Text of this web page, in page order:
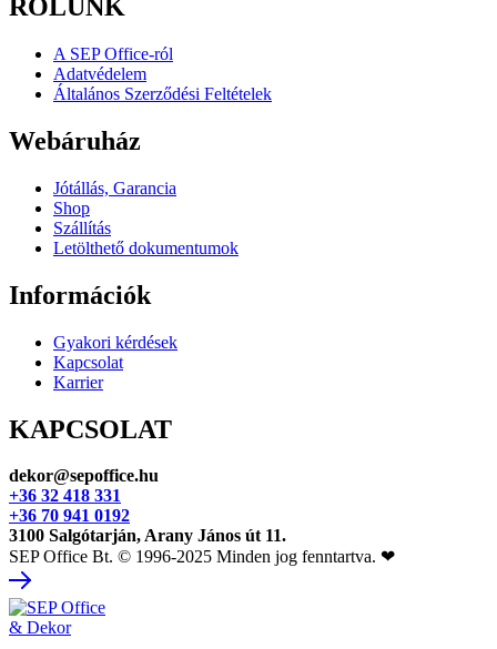
RÓLUNK
A SEP Office-ról
Adatvédelem
Általános Szerződési Feltételek
Webáruház
Jótállás, Garancia
Shop
Szállítás
Letölthető dokumentumok
Információk
Gyakori kérdések
Kapcsolat
Karrier
KAPCSOLAT
dekor@sepoffice.hu
+36 32 418 331
+36 70 941 0192
3100 Salgótarján, Arany János út 11.
SEP Office Bt. © 1996-2025 Minden jog fenntartva. ❤